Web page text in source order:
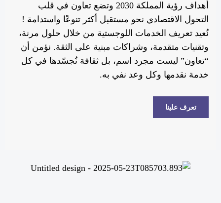
أهداف رؤية المملكة 2030 وتضع تعاون في قلب
التحول الاقتصادي نحو مستقبل أكثر تنوعًا واستدامة !
نُعيد تعريف الخدمات اللوجستية من خلال حلول مرنة،
وتقنيات متقدمة، وشراكات مبنية على الثقة. نؤمن أن
“تعاون” ليست مجرد اسم، بل ثقافة نُجسّدها في كل
خدمة نقدمها وكل وعد نفي به.
تعرف علينا